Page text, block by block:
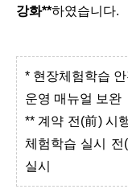
강화**하였습니다.
* 현장체험학습
운영 매뉴얼 보완
** 계약 전(前) 시
체험학습 실시
실시